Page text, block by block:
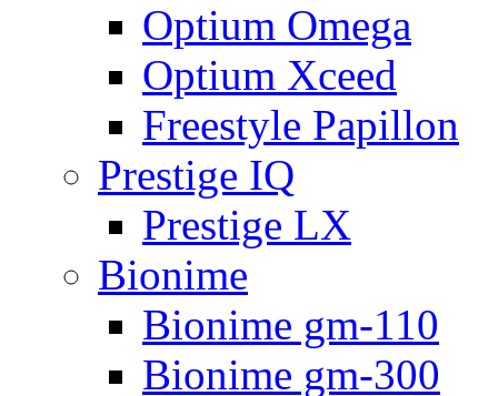
Optium Omega
Optium Xceed
Freestyle Papillon
Prestige IQ
Prestige LX
Bionime
Bionime gm-110
Bionime gm-300